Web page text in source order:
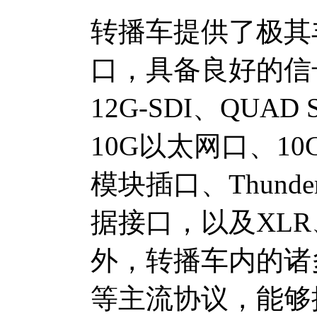
转播车提供了极
口，具备良好的
12G-SDI、QUAD
10G以太网口、
模块插口、
据接口，以及
外，转播车内的
等主流协议，能